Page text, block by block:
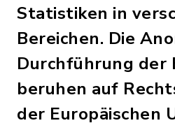
Statistiken in
Bereichen. Die
Durchführung der
beruhen auf
der Europäischen